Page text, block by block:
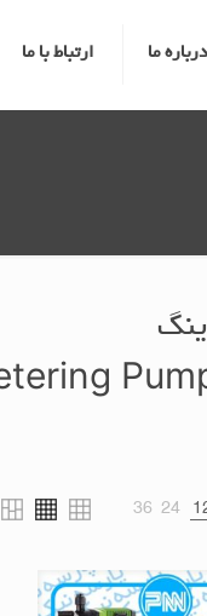
درباره ما ارتباط با ما
24
36